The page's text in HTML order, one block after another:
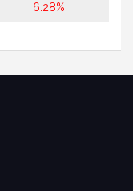
6.28%